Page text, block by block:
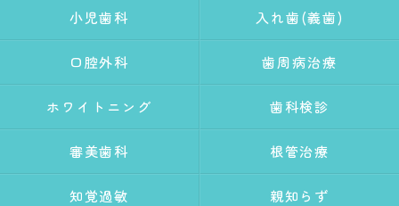
小児歯科 入れ歯(義歯)
口腔外科 歯周病治療
ホワイトニング 歯科検診
審美歯科 根管治療
知覚過敏 親知らず